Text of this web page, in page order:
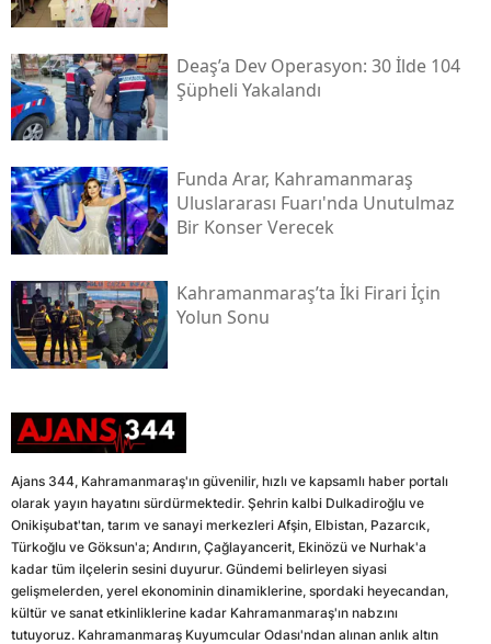
Deaş’a Dev Operasyon: 30 İlde 104
Şüpheli Yakalandı
Funda Arar, Kahramanmaraş
Uluslararası Fuarı'nda Unutulmaz
Bir Konser Verecek
Kahramanmaraş’ta İki Firari İçin
Yolun Sonu
Ajans 344, Kahramanmaraş'ın güvenilir, hızlı ve kapsamlı haber portalı
olarak yayın hayatını sürdürmektedir. Şehrin kalbi Dulkadiroğlu ve
Onikişubat'tan, tarım ve sanayi merkezleri Afşin, Elbistan, Pazarcık,
Türkoğlu ve Göksun'a; Andırın, Çağlayancerit, Ekinözü ve Nurhak'a
kadar tüm ilçelerin sesini duyurur. Gündemi belirleyen siyasi
gelişmelerden, yerel ekonominin dinamiklerine, spordaki heyecandan,
kültür ve sanat etkinliklerine kadar Kahramanmaraş'ın nabzını
tutuyoruz. Kahramanmaraş Kuyumcular Odası'ndan alınan anlık altın